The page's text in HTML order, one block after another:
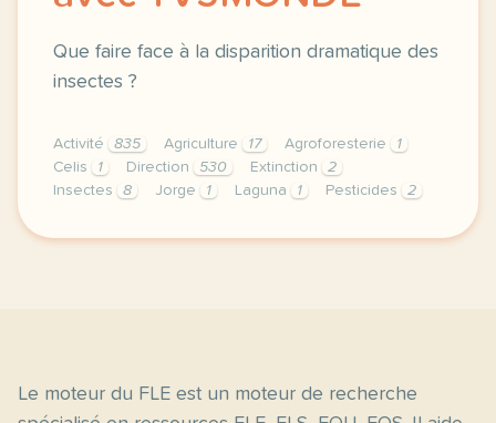
Que faire face à la disparition dramatique des
insectes ?
Activité 835 Agriculture 17 Agroforesterie
1
Celis
1 Direction 530 Extinction
2
Insectes
8 Jorge 1 Laguna 1 Pesticides 2
didomi host didomi components button cursor
Le moteur du FLE est un moteur de recherche